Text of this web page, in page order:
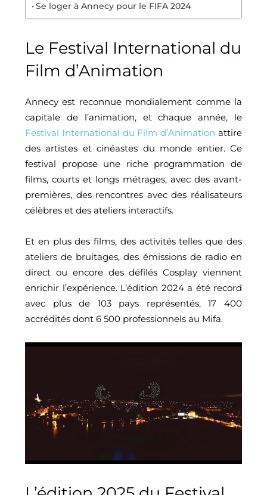
Se loger à Annecy pour le FIFA 2024
Le Festival International du
Film d’Animation
Annecy est reconnue mondialement comme la
capitale de l’animation, et chaque année, le
Festival International du Film d’Animation attire
des artistes et cinéastes du monde entier. Ce
festival propose une riche programmation de
films, courts et longs métrages, avec des avant-
premières, des rencontres avec des réalisateurs
célèbres et des ateliers interactifs.
Et en plus des films, des activités telles que des
ateliers de bruitages, des émissions de radio en
direct ou encore des défilés Cosplay viennent
enrichir l’expérience. L’édition 2024 a été record
avec plus de 103 pays représentés, 17 400
accrédités dont 6 500 professionnels au Mifa.